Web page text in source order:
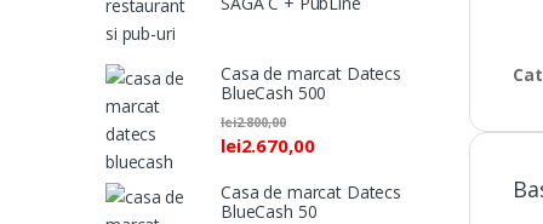
Casa de marcat Datecs
BlueCash 500
lei2.670,00
lei2.800,00
Casa de marcat Datecs
BlueCash 50